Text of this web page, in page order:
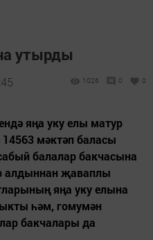
утырды
1026 0 0
яңа уку елы матур
мәктәп баласы
балалар бакчасына
алдыннан җаваплы
яңа уку елына
һәм, гомумән
бакчалары да